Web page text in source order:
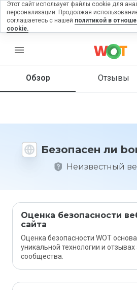
menu
Обзор Отзывы
Безопасен ли
Неизвестный
Оценка безопасности
сайта
Оценка безопасности WOT
уникальной технологии и отзывах
сообщества.
на
Как бы
этот
1 до 5?
Этот сайт использует файлы cookie для
персонализации. Продолжая
соглашаетесь с нашей политикой в
cookie.